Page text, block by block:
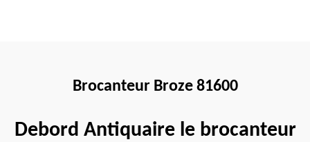
Brocanteur Broze 81600
Debord Antiquaire le brocanteur